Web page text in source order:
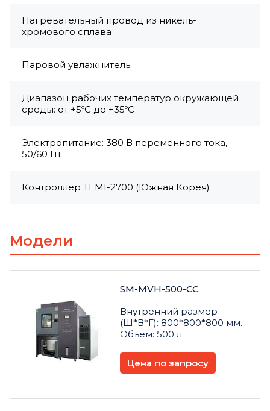
Нагревательный провод из никель-
хромового сплава
Паровой увлажнитель
Диапазон рабочих температур окружающей
среды: от +5ºC до +35ºC
Электропитание: 380 В переменного тока,
50/60 Гц
Контроллер TEMI-2700 (Южная Корея)
Модели
SM-MVH-500-CC
Внутренний размер
(Ш*В*Г): 800*800*800 мм.
Объем: 500 л.
Цена по запросу